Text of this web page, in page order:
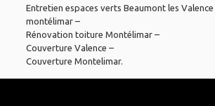
Entretien espaces verts Beaumont les Valence
montélimar–
Rénovation toiture Montélimar–
Couverture Valence –
Couverture Montelimar.